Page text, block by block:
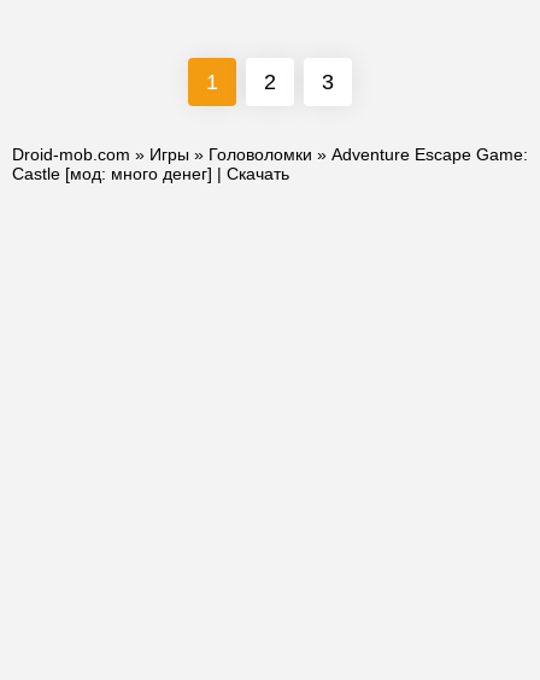
1 2 3
Droid-mob.com » Игры » Головоломки » Adventure Escape Game:
Castle [мод: много денег] | Скачать